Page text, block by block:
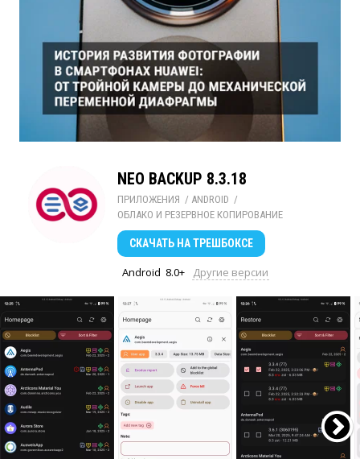
NEO BACKUP 8.3.18
ПРИЛОЖЕНИЯ / ANDROID /
ОБЛАКО И РЕЗЕРВНОЕ КОПИРОВАНИЕ
СКАЧАТЬ НА ТРЕШБОКСЕ
Android 8.0+ Другие версии